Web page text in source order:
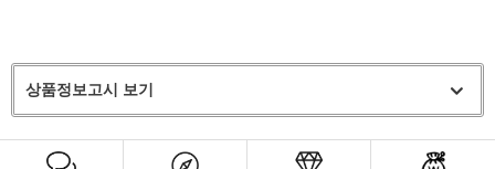
상품정보고시 보기